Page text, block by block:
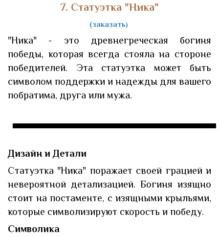
7. Статуэтка "Ника"
(заказать)
"Ника" - это древнегреческая богиня
победы, которая всегда стояла на стороне
победителей. Эта статуэтка может быть
символом поддержки и надежды для вашего
побратима, друга или мужа.
Дизайн и Детали
Статуэтка "Ника" поражает своей грацией и
невероятной детализацией. Богиня изящно
стоит на постаменте, с изящными крыльями,
которые символизируют скорость и победу.
Символика